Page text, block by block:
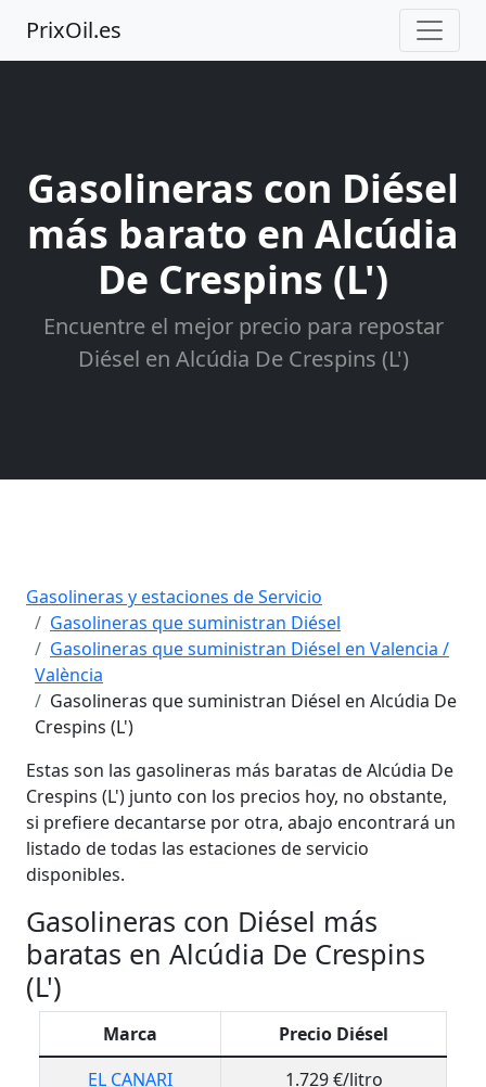
PrixOil.es
Gasolineras con Diésel
más barato en Alcúdia
De Crespins (L')
Encuentre el mejor precio para repostar
Diésel en Alcúdia De Crespins (L')
Gasolineras y estaciones de Servicio
Gasolineras que suministran Diésel
Gasolineras que suministran Diésel en Valencia /
València
Gasolineras que suministran Diésel en Alcúdia De
Crespins (L')
Estas son las gasolineras más baratas de Alcúdia De
Crespins (L') junto con los precios hoy, no obstante,
si prefiere decantarse por otra, abajo encontrará un
listado de todas las estaciones de servicio
disponibles.
Gasolineras con Diésel más
baratas en Alcúdia De Crespins
(L')
Marca
Precio Diésel
EL CANARI
1.729 €/litro